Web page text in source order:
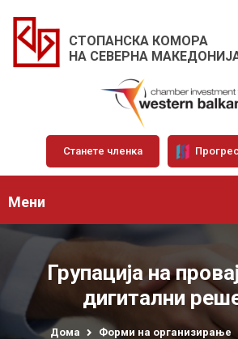
СТОПАНСКА КОМОРА
НА СЕВЕРНА
Станете членка
Мени
Групација на
дигитални
Дома Форми на организирање